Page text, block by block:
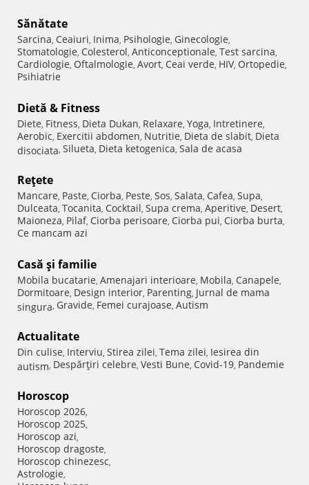
Sănătate
Sarcina, Ceaiuri, Inima, Psihologie, Ginecologie,
Stomatologie, Colesterol, Anticonceptionale, Test sarcina,
Cardiologie, Oftalmologie, Avort, Ceai verde, HIV, Ortopedie,
Psihiatrie
Dietă & Fitness
Diete, Fitness, Dieta Dukan, Relaxare, Yoga, Intretinere,
Aerobic, Exercitii abdomen, Nutritie, Dieta de slabit, Dieta
disociata, Silueta, Dieta ketogenica, Sala de acasa
Reţete
Mancare, Paste, Ciorba, Peste, Sos, Salata, Cafea, Supa,
Dulceata, Tocanita, Cocktail, Supa crema, Aperitive, Desert,
Maioneza, Pilaf, Ciorba perisoare, Ciorba pui, Ciorba burta,
Ce mancam azi
Casă şi familie
Mobila bucatarie, Amenajari interioare, Mobila, Canapele,
Dormitoare, Design interior, Parenting, Jurnal de mama
singura, Gravide, Femei curajoase, Autism
Actualitate
Din culise, Interviu, Stirea zilei, Tema zilei, Iesirea din
autism, Despărţiri celebre, Vesti Bune, Covid-19, Pandemie
Horoscop
Horoscop 2026,
Horoscop 2025,
Horoscop azi,
Horoscop dragoste,
Horoscop chinezesc,
Astrologie,